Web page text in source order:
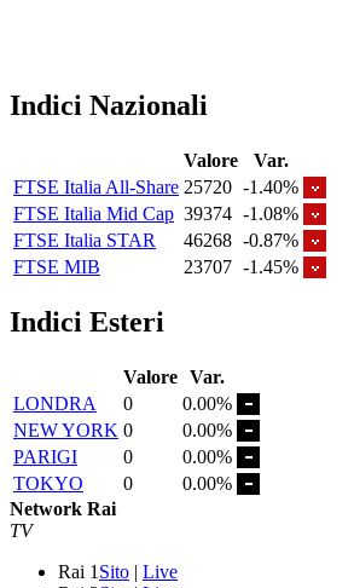
Indici Nazionali
Valore
Var.
FTSE Italia All-Share 25720 -1.40%
FTSE Italia Mid Cap 39374 -1.08%
FTSE Italia STAR
46268 -0.87%
FTSE MIB
23707 -1.45%
Indici Esteri
Valore Var.
LONDRA
0
0.00%
NEW YORK 0
0.00%
PARIGI
0
0.00%
TOKYO
0
0.00%
Network Rai
TV
Rai 1 Sito | Live